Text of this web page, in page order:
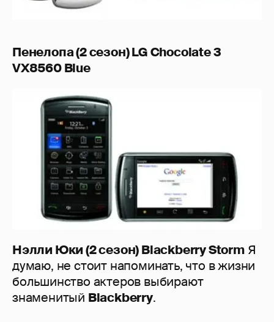
Пенелопа (2 сезон) LG Chocolate 3
VX8560 Blue
Нэлли Юки (2 сезон) Blackberry StormЯ
думаю, не стоит напоминать, что в жизни
большинство актеров выбирают
знаменитый Blackberry.